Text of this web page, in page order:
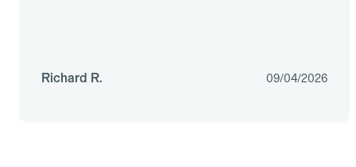
Richard R. 09/04/2026